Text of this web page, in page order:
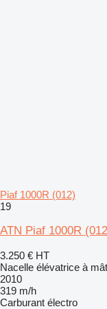
Piaf 1000R (012)
19
ATN Piaf 1000R
3.250 € HT
Nacelle élévatrice à
2010
319 m/h
Carburant électro